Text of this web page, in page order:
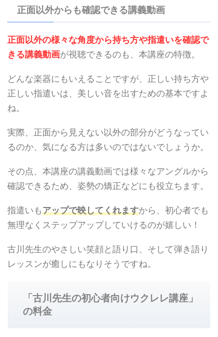
正面以外からも確認できる講義動画
正面以外の様々な角度から持ち方や指遣いを確認で
きる講義動画が視聴できるのも、本講座の特徴。
どんな楽器にもいえることですが、正しい持ち方や
正しい指遣いは、美しい音を出すための基本ですよ
ね。
実際、正面から見えない以外の部分がどうなってい
るのか、気になる方は多いのではないでしょうか。
その点、本講座の講義動画では様々なアングルから
確認できるため、姿勢の矯正などにも役立ちます。
指遣いもアップで映してくれますから、初心者でも
無理なくステップアップしていけるのが嬉しい！
古川先生のやさしい笑顔と語り口、そして弾き語り
レッスンが癒しにもなりそうですね。
「古川先生の初心者向けウクレレ講座」
の料金